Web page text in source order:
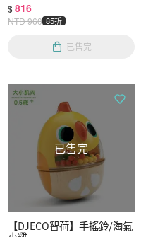
$816
NTD960 85折
已售完
已售完
【DJECO智荷】手搖鈴/淘氣